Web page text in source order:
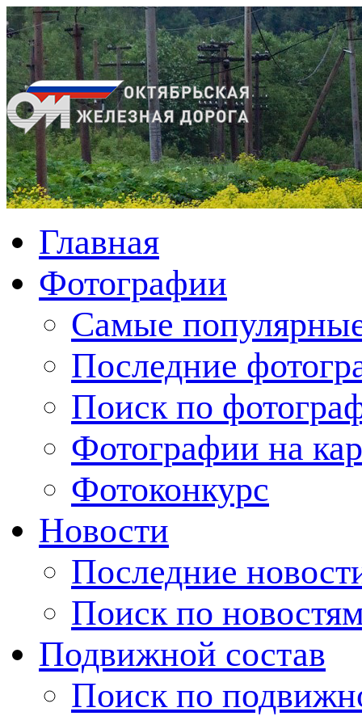
Главная
Фотографии
Cамые
Последние
Поиск по
Фотографии на
Фотоконкурс
Новости
Последние
Поиск по
Подвижной состав
Поиск по